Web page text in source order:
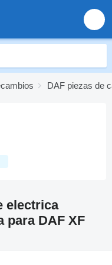
DAF piezas de
electrica
para DAF XF